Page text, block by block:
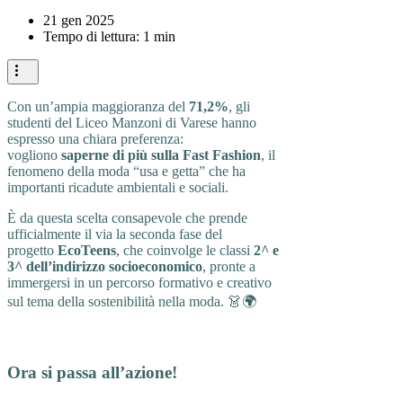
21 gen 2025
Tempo di lettura: 1 min
Con un’ampia maggioranza del 71,2%, gli
studenti del Liceo Manzoni di Varese hanno
espresso una chiara preferenza:
vogliono saperne di più sulla Fast Fashion, il
fenomeno della moda “usa e getta” che ha
importanti ricadute ambientali e sociali.
È da questa scelta consapevole che prende
ufficialmente il via la seconda fase del
progetto EcoTeens, che coinvolge le classi 2^ e
3^ dell’indirizzo socioeconomico, pronte a
immergersi in un percorso formativo e creativo
sul tema della sostenibilità nella moda. 👗🌍
Ora si passa all’azione!